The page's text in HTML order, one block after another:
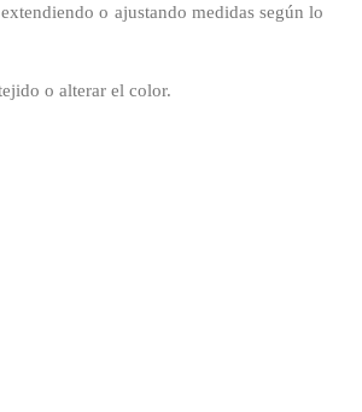
o ajustando medidas según lo
o alterar el color.